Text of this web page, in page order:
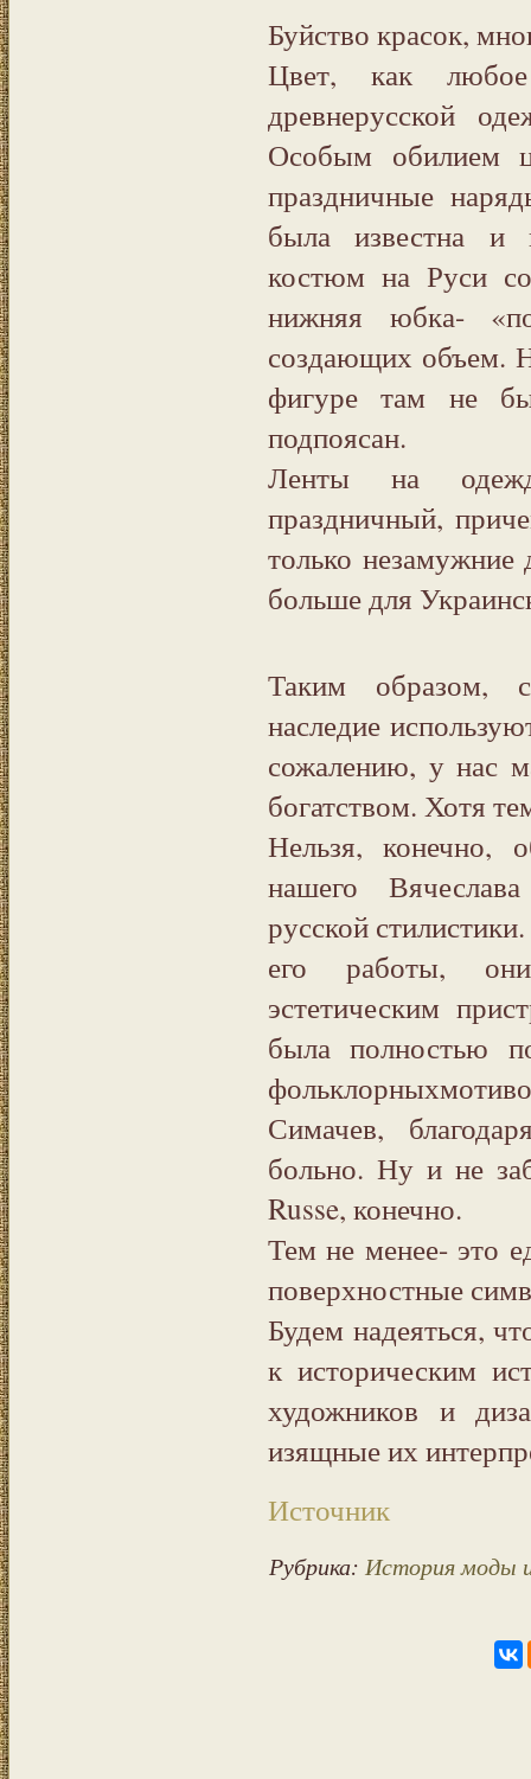
Буйство красок,
Цвет, как
древнерусской
Особым обилием
праздничные
была известна и
костюм на Руси
нижняя юбка-
создающих объем.
фигуре там не
подпоясан.
Ленты на
праздничный,
только
больше для
Таким образом,
наследие
сожалению, у нас
богатством. Хотя
Нельзя, конечно,
нашего
русской
его работы,
эстетическим
была полностью
Симачев,
больно. Ну и не
Russe, конечно.
Тем не менее- это
поверхностные
Будем надеяться,
к историческим
художников и
изящные их
Источник
Рубрика: История моды